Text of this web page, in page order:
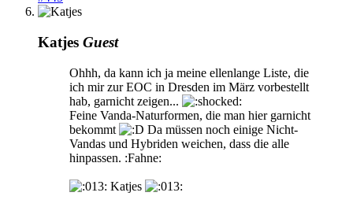
Katjes Guest
Ohhh, da kann ich ja meine ellenlange Liste, die
ich mir zur EOC in Dresden im März vorbestellt
hab, garnicht zeigen...
Feine Vanda-Naturformen, die man hier garnicht
bekommt
Da müssen noch einige Nicht-
Vandas und Hybriden weichen, dass die alle
hinpassen. :Fahne:
Katjes